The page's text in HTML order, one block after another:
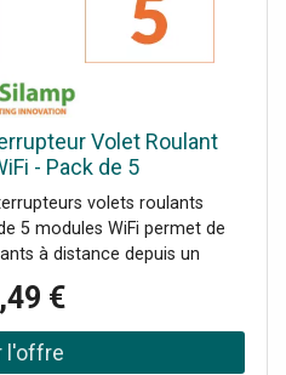
Volet Roulant
- Pack de 5
volets roulants
5 modules WiFi permet de
à distance depuis un
de passerelle Zigbee.
Chaque module est
Tuya et Smart Life pour
€